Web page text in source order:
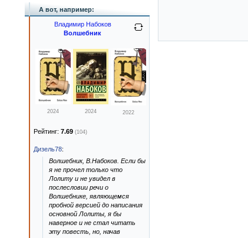
А вот, например:
Владимир Набоков
Волшебник
2024 2024 2022
Рейтинг: 7.69 (104)
Дизель78:
Волшебник, В.Набоков. Если бы
я не прочел только что
Лолиту и не увидел в
послесловии речи о
Волшебнике, являющемся
пробной версией до написания
основной Лолиты, я бы
наверное и не стал читать
эту повесть, но, начав